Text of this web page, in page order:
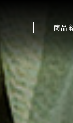
商品